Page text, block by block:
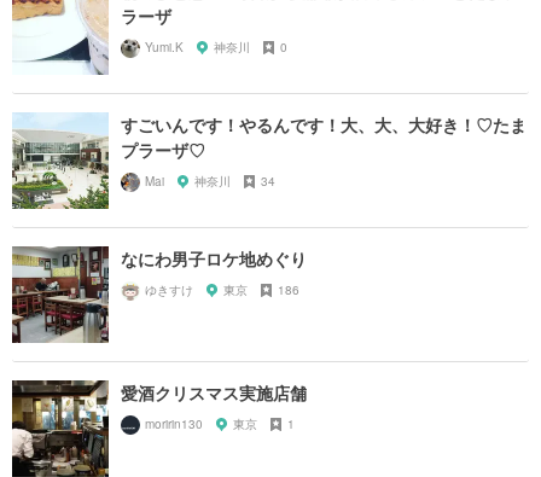
ラーザ
Yumi.K 神奈川 0
すごいんです！やるんです！大、大、大好き！♡たま
プラーザ♡
Mai 神奈川 34
なにわ男子ロケ地めぐり
ゆきすけ 東京 186
愛酒クリスマス実施店舗
moririn130 東京 1